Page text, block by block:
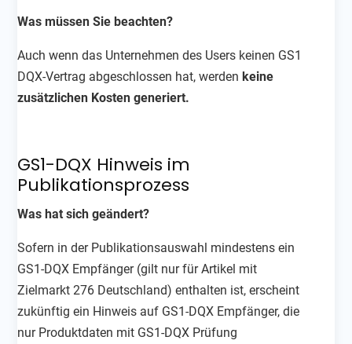
Was müssen Sie beachten?
Auch wenn das Unternehmen des Users keinen GS1
DQX-Vertrag abgeschlossen hat, werdenkeine
zusätzlichen Kosten generiert.
GS1-DQX Hinweis im
Publikationsprozess
Was hat sich geändert?
Sofern in der Publikationsauswahl mindestens ein
GS1-DQX Empfänger (gilt nur für Artikel mit
Zielmarkt 276 Deutschland) enthalten ist, erscheint
zukünftig ein Hinweis auf GS1-DQX Empfänger, die
nur Produktdaten mit GS1-DQX Prüfung